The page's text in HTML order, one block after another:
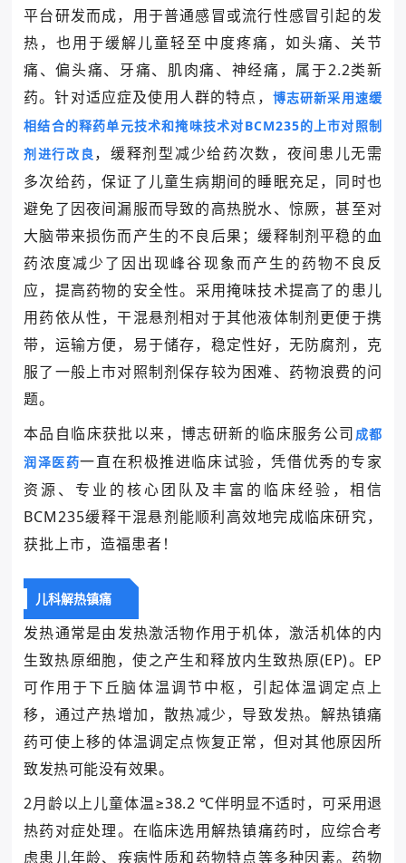
平台研发而成，用于普通感冒或流行性感冒引起的发
热，也用于缓解儿童轻至中度疼痛，如头痛、关节
痛、偏头痛、牙痛、肌肉痛、神经痛，属于2.2类新
药。针对适应症及使用人群的特点， 博志研新采用速缓
相结合的释药单元技术和掩味技术对BCM235的上市对照制
剂进行改良 ，缓释剂型减少给药次数，夜间患儿无需
多次给药，保证了儿童生病期间的睡眠充足，同时也
避免了因夜间漏服而导致的高热脱水、惊厥，甚至对
大脑带来损伤而产生的不良后果；缓释制剂平稳的血
药浓度减少了因出现峰谷现象而产生的药物不良反
应，提高药物的安全性。 采用掩味技术提高了的患儿
用药依从性，干混悬剂相对于其他液体制剂更便于携
带，运输方便，易于储存，稳定性好，无防腐剂，克
服了一般上市对照制剂保存较为困难、药物浪费的问
题。
本品自临床获批以来，博志研新的临床服务公司 成都
润泽医药一直在积极推进临床试验，凭借优秀的专家
资源、专业的核心团队及丰富的临床经验，相信
BCM235缓释干混悬剂能顺利高效地完成临床研究，
获批上市，造福患者！
儿科解热镇痛
发热通常是由发热激活物作用于机体，激活机体的内
生致热原细胞，使之产生和释放内生致热原(EP)。EP
可作用于下丘脑体温调节中枢，引起体温调定点上
移，通过产热增加，散热减少，导致发热。解热镇痛
药可使上移的体温调定点恢复正常，但对其他原因所
致发热可能没有效果。
2月龄以上儿童体温≥38.2 ℃伴明显不适时，可采用退
热药对症处理。在临床选用解热镇痛药时，应综合考
虑患儿年龄、疾病性质和药物特点等多种因素。药物